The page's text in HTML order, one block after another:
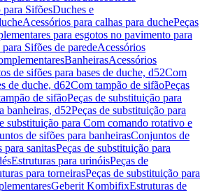
para SifõesDuches e
Acessórios para calhas para duchePeças
para esgotos no pavimento para
Sifões de paredeAcessórios
BanheirasAcessórios
de sifões para bases de duche, d52Com
de duche, d62Com tampão de sifãoPeças
de sifãoPeças de substituição para
banheiras, d52Peças de substituição para
substituição para Com comando rotativo e
de sifões para banheirasConjuntos de
para sanitasPeças de substituição para
Estruturas para urinóisPeças de
para torneirasPeças de substituição para
Geberit KombifixEstruturas de